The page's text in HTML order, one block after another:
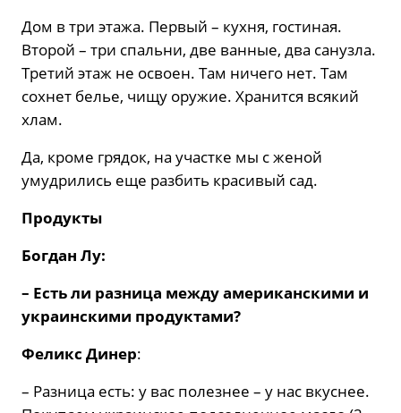
Дом в три этажа. Первый – кухня, гостиная.
Второй – три спальни, две ванные, два санузла.
Третий этаж не освоен. Там ничего нет. Там
сохнет белье, чищу оружие. Хранится всякий
хлам.
Да, кроме грядок, на участке мы с женой
умудрились еще разбить красивый сад.
Продукты
Богдан Лу:
– Есть ли разница между американскими и
украинскими продуктами?
Феликс Динер:
– Разница есть: у вас полезнее – у нас вкуснее.